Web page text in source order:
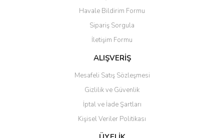
Ürün açıklamasında eksik bilgiler bulunuyor.
Ürün bilgilerinde hatalar bulunuyor.
Ürün fiyatı diğer sitelerden daha pahalı.
Bu ürüne benzer farklı alternatifler olmalı.
Gönder
Havale Bildirim Formu
Sipariş Sorgula
İletişim Formu
ALIŞVERİŞ
Mesafeli Satış Sözleşmesi
Gizlilik ve Güvenlik
İptal ve İade Şartları
Kişisel Veriler Politikası